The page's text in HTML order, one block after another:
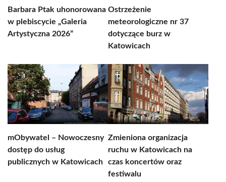
Barbara Ptak uhonorowana
w plebiscycie „Galeria
Artystyczna 2026”
Ostrzeżenie
meteorologiczne nr 37
dotyczące burz w
Katowicach
mObywatel – Nowoczesny
dostęp do usług
publicznych w Katowicach
Zmieniona organizacja
ruchu w Katowicach na
czas koncertów oraz
festiwalu